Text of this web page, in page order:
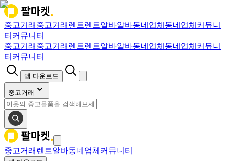
중고거래 중고거래 렌트렌트알바알바동네업체 동네업체 커뮤니
티 커뮤니티
중고거래 중고거래 렌트렌트알바알바동네업체 동네업체 커뮤니
티 커뮤니티
앱 다운로드
중고거래
중고거래 렌트알바동네업체 커뮤니티